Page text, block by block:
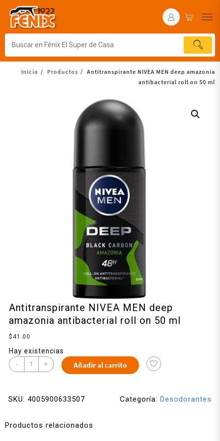
Inicio Productos
Antitranspirante NIVEA MEN deep amazonia
antibacterial roll on 50 ml
Antitranspirante NIVEA MEN deep
amazonia antibacterial roll on 50 ml
$ 41.00
Hay existencias
- + Añadir al carrito
SKU: 4005900633507 Categoría: Desodorantes
Productos relacionados